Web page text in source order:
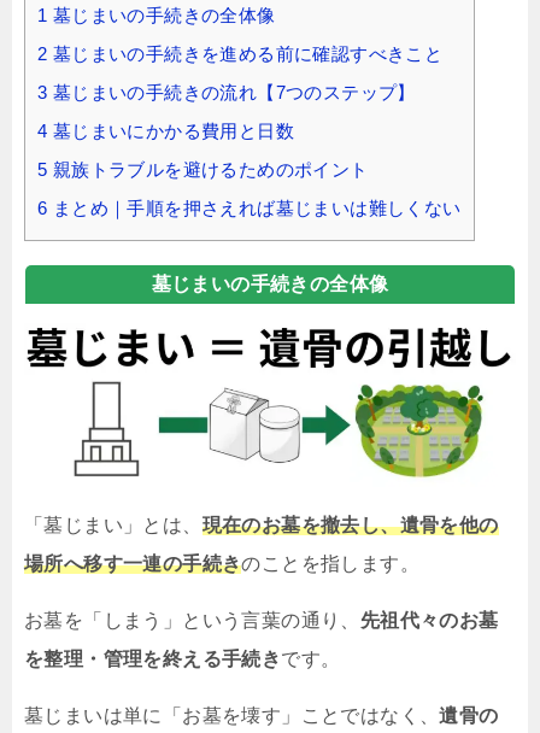
1 墓じまいの手続きの全体像
2 墓じまいの手続きを進める前に確認すべきこと
3 墓じまいの手続きの流れ【7つのステップ】
4 墓じまいにかかる費用と日数
5 親族トラブルを避けるためのポイント
6 まとめ｜手順を押さえれば墓じまいは難しくない
墓じまいの手続きの全体像
「墓じまい」とは、 現在のお墓を撤去し、遺骨を他の
場所へ移す一連の手続きのことを指します。
お墓を「しまう」という言葉の通り、 先祖代々のお墓
を整理・管理を終える手続きです。
墓じまいは単に「お墓を壊す」ことではなく、遺骨の